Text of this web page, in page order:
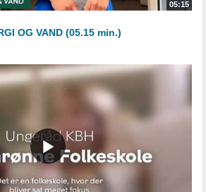
05:15
OG VAND (05.15 min.)